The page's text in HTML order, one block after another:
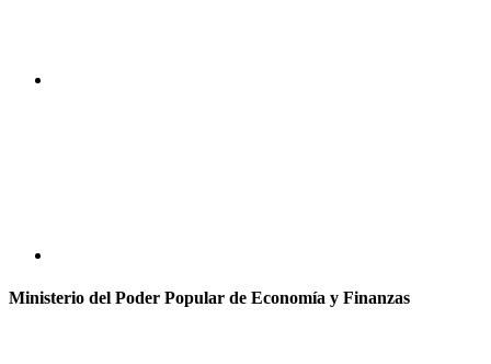
Ministerio del Poder Popular de Economía y Finanzas